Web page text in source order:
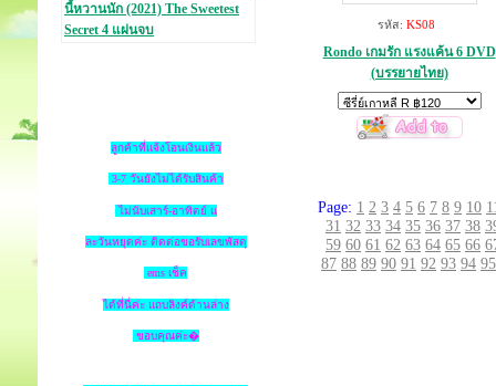
นี้หวานนัก (2021) The Sweetest
Secret 4 แผ่นจบ
ลูกค้าที่แจ้งโอนเงินแล้ว
3-7 วันยังไม่ได้รับสินค้า
ไม่นับเสาร์-อาทิตย์ แ
ละวันหยุดค่ะ ติดต่อขอรับเลขพัสดุ
ems เช็ค
ได้ที่นี่ค่ะ แถบลิงค์ด้านล่าง
ขอบคุณค่ะ�
รหัส: KS08
Rondo เกมรัก แรงแค้น 6 DVD
(บรรยายไทย)
Page: 1 2 3 4 5 6 7 8 9 10
31 32 33 34 35 36 37 38
59 60 61 62 63 64 65 66
87 88 89 90 91 92 93 94 95